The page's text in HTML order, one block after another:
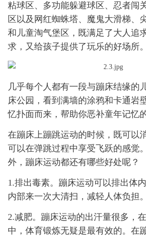
粘球区、多功能躲避球区、忍者闯
区以及网红蜘蛛塔、魔鬼大滑梯、
和儿童淘气堡区，既满足了大人追
求，又给孩子提供了玩乐的好场所。
几乎每个人都有一段与蹦床结缘的
床公园，看到满墙的涂鸦和卡通岩
忆扑面而来，帮助你恶补童年记忆
在蹦床上蹦跳运动的时候，既可以
可以在弹跳过程中享受飞跃的感觉
外，蹦床运动都还有哪些好处呢？
1.排出毒素。蹦床运动可以排出体
内部来一次大清扫，减轻人体负担。
2.减肥。蹦床运动的出汗量很多，
中，体育锻炼无疑是最有效的。在